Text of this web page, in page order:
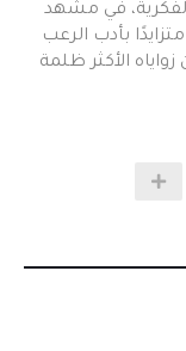
في مشهد
بأدب الرعب
الأكثر ظلمة